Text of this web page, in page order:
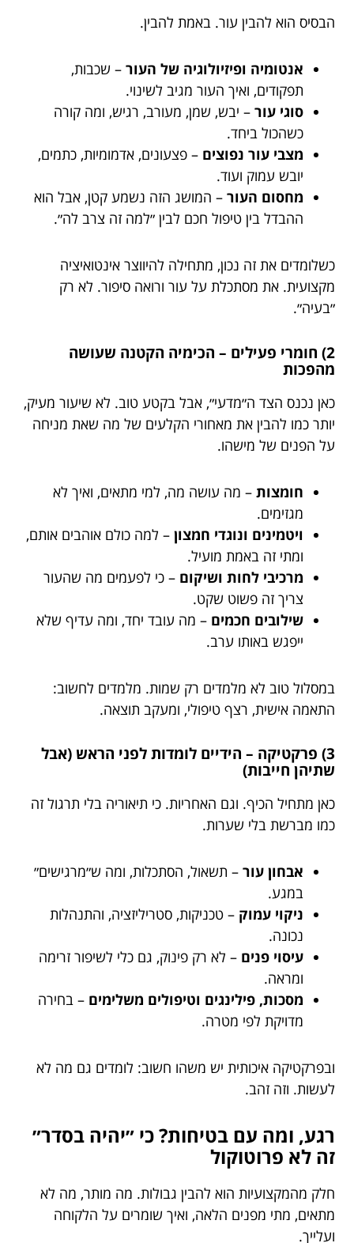
הבסיס הוא להבין עור. באמת להבין.
אנטומיה ופיזיולוגיה של העור – שכבות,
תפקודים, ואיך העור מגיב לשינוי.
סוגי עור – יבש, שמן, מעורב, רגיש, ומה קורה
כשהכול ביחד.
מצבי עור נפוצים – פצעונים, אדמומיות, כתמים,
יובש עמוק ועוד.
מחסום העור – המושג הזה נשמע קטן, אבל הוא
ההבדל בין טיפול חכם לבין ״למה זה צרב לה״.
כשלומדים את זה נכון, מתחילה להיווצר אינטואיציה
מקצועית. את מסתכלת על עור ורואה סיפור. לא רק
״בעיה״.
2) חומרי פעילים – הכימיה הקטנה שעושה
מהפכות
כאן נכנס הצד ה״מדעי״, אבל בקטע טוב. לא שיעור מעיק,
יותר כמו להבין את מאחורי הקלעים של מה שאת מניחה
על הפנים של מישהו.
חומצות – מה עושה מה, למי מתאים, ואיך לא
מגזימים.
ויטמינים ונוגדי חמצון – למה כולם אוהבים אותם,
ומתי זה באמת מועיל.
מרכיבי לחות ושיקום – כי לפעמים מה שהעור
צריך זה פשוט שקט.
שילובים חכמים – מה עובד יחד, ומה עדיף שלא
ייפגש באותו ערב.
במסלול טוב לא מלמדים רק שמות. מלמדים לחשוב:
התאמה אישית, רצף טיפולי, ומעקב תוצאה.
3) פרקטיקה – הידיים לומדות לפני הראש (אבל
שתיהן חייבות)
כאן מתחיל הכיף. וגם האחריות. כי תיאוריה בלי תרגול זה
כמו מברשת בלי שערות.
אבחון עור – תשאול, הסתכלות, ומה ש״מרגישים״
במגע.
ניקוי עמוק – טכניקות, סטריליזציה, והתנהלות
נכונה.
עיסוי פנים – לא רק פינוק, גם כלי לשיפור זרימה
ומראה.
מסכות, פילינגים וטיפולים משלימים – בחירה
מדויקת לפי מטרה.
ובפרקטיקה איכותית יש משהו חשוב: לומדים גם מה לא
לעשות. וזה זהב.
רגע, ומה עם בטיחות? כי ״יהיה בסדר״
זה לא פרוטוקול
חלק מהמקצועיות הוא להבין גבולות. מה מותר, מה לא
מתאים, מתי מפנים הלאה, ואיך שומרים על הלקוחה
ועלייך.